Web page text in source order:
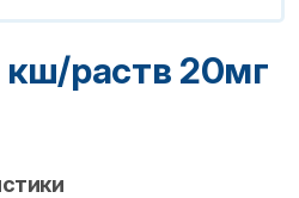
кш/раств 20мг